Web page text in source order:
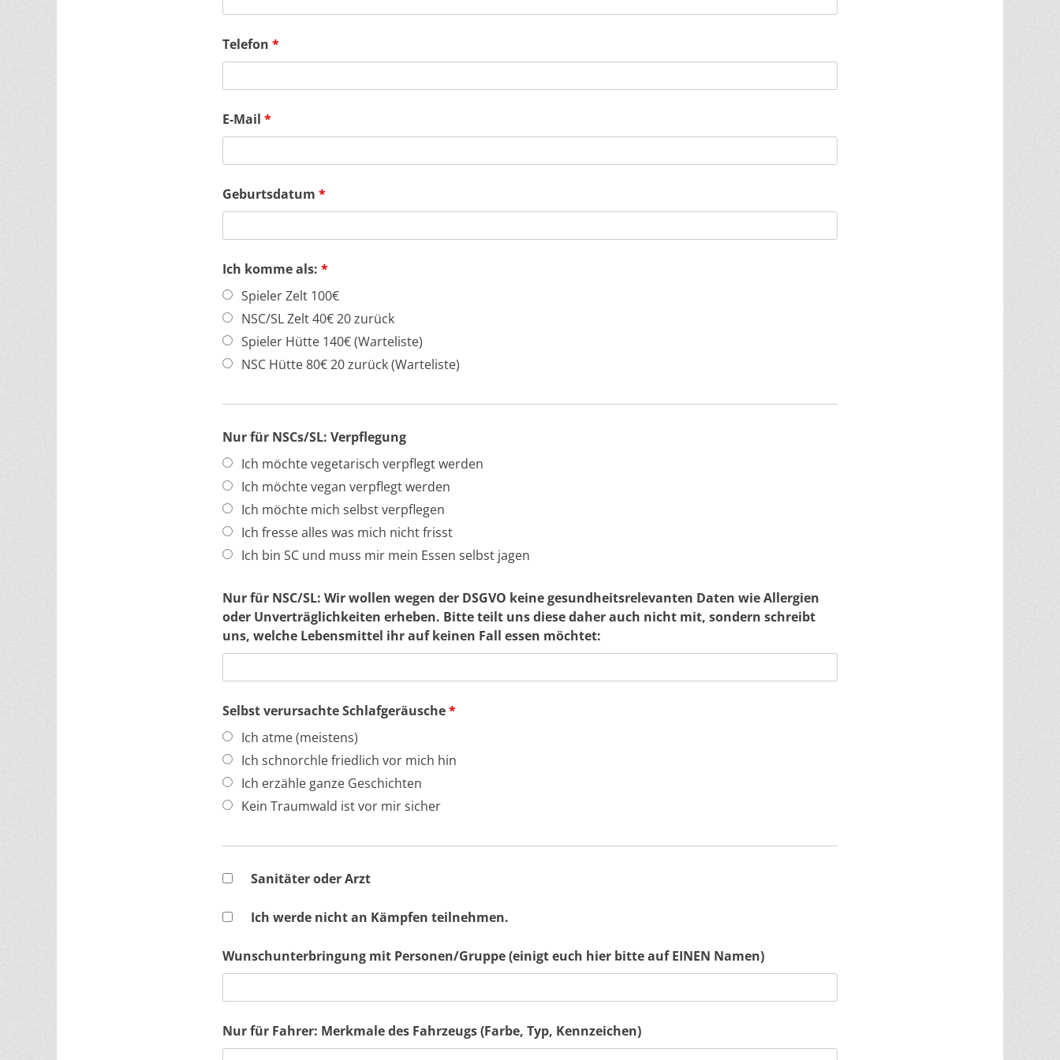
Telefon *
E-Mail *
Geburtsdatum *
Ich komme als: *
Spieler Zelt 100€
NSC/SL Zelt 40€ 20 zurück
Spieler Hütte 140€ (Warteliste)
NSC Hütte 80€ 20 zurück (Warteliste)
Nur für NSCs/SL: Verpflegung
Ich möchte vegetarisch verpflegt werden
Ich möchte vegan verpflegt werden
Ich möchte mich selbst verpflegen
Ich fresse alles was mich nicht frisst
Ich bin SC und muss mir mein Essen selbst jagen
Nur für NSC/SL: Wir wollen wegen der DSGVO keine gesundheitsrelevanten Daten wie Allergien
oder Unverträglichkeiten erheben. Bitte teilt uns diese daher auch nicht mit, sondern schreibt
uns, welche Lebensmittel ihr auf keinen Fall essen möchtet:
Selbst verursachte Schlafgeräusche*
Ich atme (meistens)
Ich schnorchle friedlich vor mich hin
Ich erzähle ganze Geschichten
Kein Traumwald ist vor mir sicher
Sanitäter oder Arzt
Ich werde nicht an Kämpfen teilnehmen.
Wunschunterbringung mit Personen/Gruppe (einigt euch hier bitte auf EINEN Namen)
Nur für Fahrer: Merkmale des Fahrzeugs (Farbe, Typ, Kennzeichen)